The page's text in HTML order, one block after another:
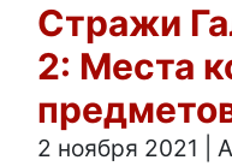
Стражи
2: Места
2 ноября 2021